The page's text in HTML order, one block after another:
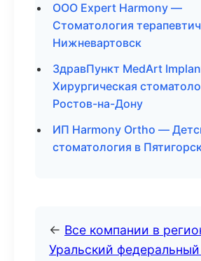
ООО Expert Harmony —
Стоматология
Нижневартовск
ЗдравПункт MedArt
Хирургическая
Ростов-на-Дону
ИП Harmony Ortho —
стоматология в
← Все компании в
Уральский федеральный